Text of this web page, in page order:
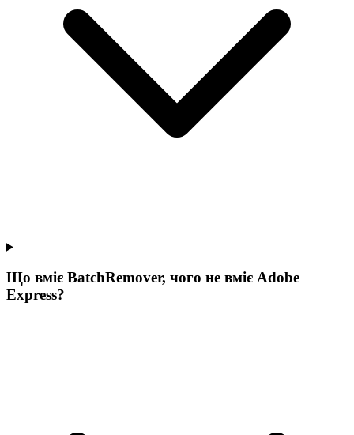
Що вміє BatchRemover, чого не вміє Adobe
Express?